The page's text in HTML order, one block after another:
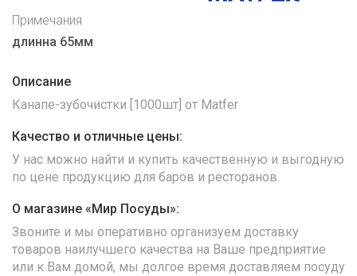
Примечания
длинна 65мм
Описание
Канапе-зубочистки [1000шт] от Matfer
Качество и отличные цены:
У нас можно найти и купить качественную и выгодную
по цене продукцию для баров и ресторанов.
О магазине «Мир Посуды»:
Звоните и мы оперативно организуем доставку
товаров наилучшего качества на Ваше предприятие
или к Вам домой, мы долгое время доставляем посуду